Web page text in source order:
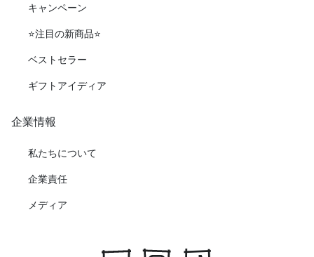
キャンペーン
⭐️注目の新商品⭐️
ベストセラー
ギフトアイディア
企業情報
私たちについて
企業責任
メディア